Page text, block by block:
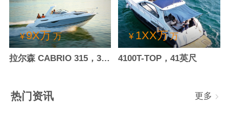
¥9X万万
拉尔森 CABRIO 315，30.4英尺
¥ 1XX万万
4100T-TOP，41英尺
热门资讯 更多